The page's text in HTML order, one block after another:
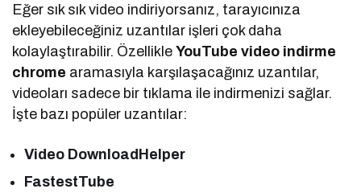
Eğer sık sık video indiriyorsanız, tarayıcınıza
ekleyebileceğiniz uzantılar işleri çok daha
kolaylaştırabilir. ÖzellikleYouTube video indirme
chrome aramasıyla karşılaşacağınız uzantılar,
videoları sadece bir tıklama ile indirmenizi sağlar.
İşte bazı popüler uzantılar:
Video DownloadHelper
FastestTube